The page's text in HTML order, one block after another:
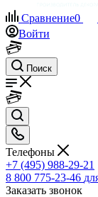
Сравнение0
Войти
Поиск
Телефоны
+7 (495) 988-29-21
8 800 775-23-46
Заказать звонок